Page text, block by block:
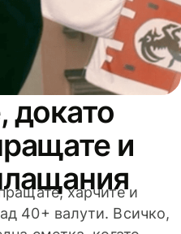
докато
и
харчите и
40+ валути. Всичко,